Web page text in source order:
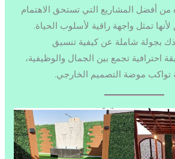
من أفضل المشاريع التي تستحق الاهتمام
تمثل واجهة راقية لأسلوب الحياة.
بجولة شاملة عن كيفية تنسيق
احترافية تجمع بين الجمال والوظيفية،
تواكب موضة التصميم الخارجي.